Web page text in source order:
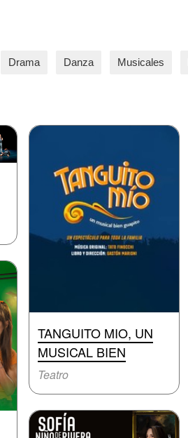
Drama Danza Musicales
TANGUITO MIO, UN
MUSICAL BIEN
Teatro